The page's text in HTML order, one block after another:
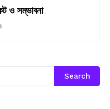
ও সম্ভাবনা
Search